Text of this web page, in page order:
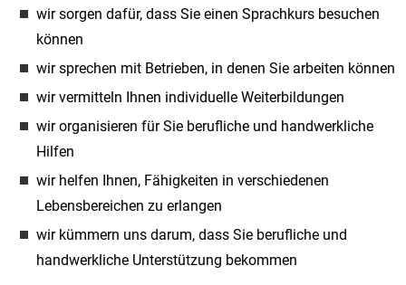
wir sorgen dafür, dass Sie einen Sprachkurs besuchen
können
wir sprechen mit Betrieben, in denen Sie arbeiten können
wir vermitteln Ihnen individuelle Weiterbildungen
wir organisieren für Sie berufliche und handwerkliche
Hilfen
wir helfen Ihnen, Fähigkeiten in verschiedenen
Lebensbereichen zu erlangen
wir kümmern uns darum, dass Sie berufliche und
handwerkliche Unterstützung bekommen